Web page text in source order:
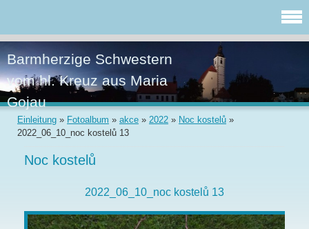
Barmherzige Schwestern
vom hl. Kreuz aus Maria
Gojau
Einleitung » Fotoalbum » akce » 2022 » Noc kostelů »
2022_06_10_noc kostelů 13
Noc kostelů
2022_06_10_noc kostelů 13